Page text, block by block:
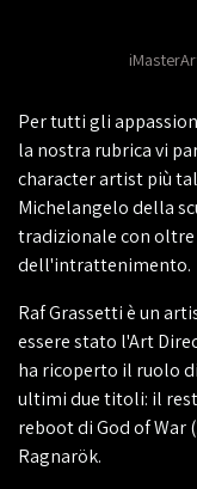
Per tutti gli
la nostra rubrica vi
character artist più
Michelangelo della
tradizionale con
dell'intrattenimento.
Raf Grassetti è un
essere stato l'Art
ha ricoperto il ruolo
ultimi due titoli: il
reboot di God of War
Ragnarök.